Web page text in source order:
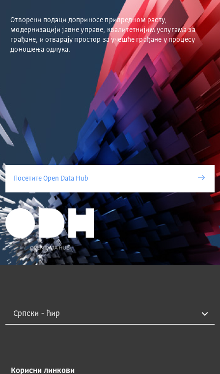
Отворени подаци доприносе привредном расту,
модернизацији јавне управе, квалитетнијим услугама за
грађане, и отварају простор за учешће грађане у процесу
доношења одлука.
Посетите Open Data Hub
Корисни линкови